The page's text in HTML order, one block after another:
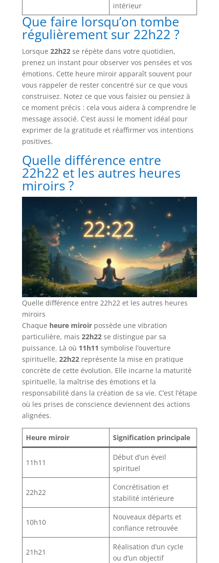
intérieur
Que faire lorsqu’on tombe
régulièrement sur 22h22 ?
Lorsque 22h22se répète dans votre quotidien,
prenez un instant pour observer vos pensées et vos
émotions. Cette heure miroir apparaît souvent pour
vous rappeler de rester concentré sur ce que vous
construisez. Notez ce que vous faisiez ou pensiez à
ce moment précis : cela vous aidera à comprendre le
message associé. C’est aussi le moment idéal pour
exprimer de la gratitude et réaffirmer vos intentions
positives.
Quelle différence entre
22h22 et les autres heures
miroirs ?
Quelle différence entre 22h22 et les autres heures
miroirs
Chaque heure miroirpossède une vibration
particulière, mais 22h22se distingue par sa
puissance. Là où 11h11 symbolise l’ouverture
spirituelle, 22h22représente la mise en pratique
concrète de cette évolution. Elle incarne la maturité
spirituelle, la maîtrise des émotions et la
responsabilité dans la création de sa vie. C’est l’étape
où les prises de conscience deviennent des actions
alignées.
Heure miroir Signification principale
11h11
Début d’un éveil
spirituel
22h22
Concrétisation et
stabilité intérieure
10h10
Nouveaux départs et
confiance retrouvée
21h21
Réalisation d’un cycle
ou d’un objectif